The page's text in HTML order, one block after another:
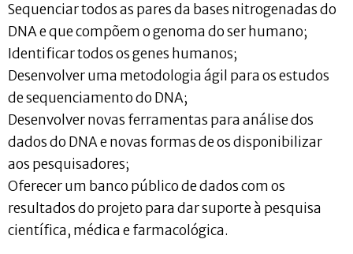
Sequenciar todos as pares da bases nitrogenadas do
DNA e que compõem o genoma do ser humano;
Identificar todos os genes humanos;
Desenvolver uma metodologia ágil para os estudos
de sequenciamento do DNA;
Desenvolver novas ferramentas para análise dos
dados do DNA e novas formas de os disponibilizar
aos pesquisadores;
Oferecer um banco público de dados com os
resultados do projeto para dar suporte à pesquisa
científica, médica e farmacológica.